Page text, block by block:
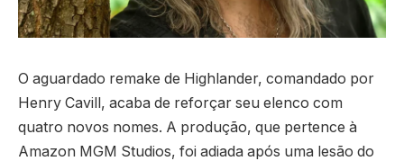
O aguardado remake de Highlander, comandado por
Henry Cavill, acaba de reforçar seu elenco com
quatro novos nomes. A produção, que pertence à
Amazon MGM Studios, foi adiada após uma lesão do